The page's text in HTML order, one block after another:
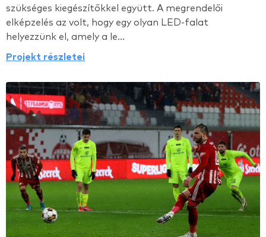
szükséges kiegészítőkkel együtt. A megrendelői
elképzelés az volt, hogy egy olyan LED-falat
helyezzünk el, amely a le...
Projekt részletei